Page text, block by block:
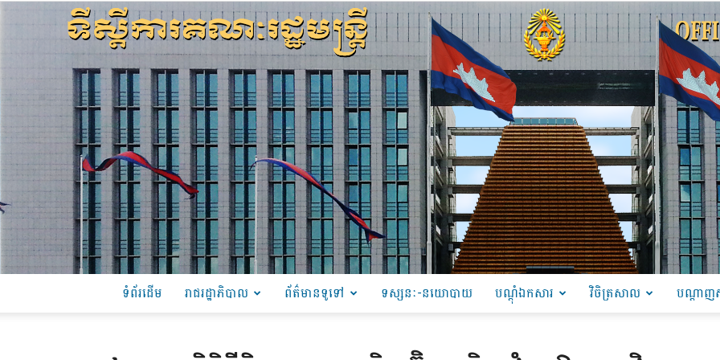
ទំព័រដើម រាជរដ្ឋាភិបាល ព័ត៌មានទូទៅ ទស្សនៈ-នយោបាយ បណ្ដុំឯកសារ វិចិត្រសាល បណ្តាញ